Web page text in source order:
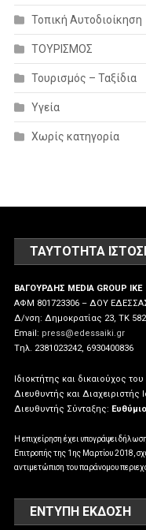
Τοπική Αυτοδιοίκηση
ΤΟΥΡΙΣΜΟΣ
Τουρισμός – Ταξίδια
Υγεία
Χωρίς κατηγορία
ΤΑΥΤΌΤΗΤΑ
ΒΑΓΟΥΡΔΗΣ MEDIA GROUP IKE
ΑΦΜ 801723306 – ΔΟΥ
Δ/νση: Δημοκρατίας 23, ΤΚ
Email: press@edessaiki.gr
Tηλ. 2381023242, 6930400836
Ιδιοκτήτης και δικαιούχος
Διευθυντής και Διαχειριστής
Διευθυντής Σύνταξης:
Η επιχείρηση έχει υπογράψει
Επιτροπής της 1ης Μαρτίου 2018,
αντιμετώπιση του παράνομου
ΕΝΤΥΠΗ ΕΚΔΟΣΗ